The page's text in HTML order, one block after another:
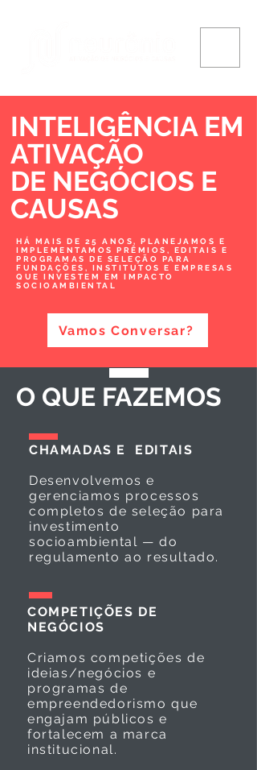
INTELIGÊNCIA EM
ATIVAÇÃO
DE NEGÓCIOS E
CAUSAS
HÁ MAIS DE 25 ANOS, PLANEJAMOS E
IMPLEMENTAMOS PRÊMIOS, EDITAIS E
PROGRAMAS DE SELEÇÃO PARA
FUNDAÇÕES, INSTITUTOS E EMPRESAS
QUE INVESTEM EM IMPACTO
SOCIOAMBIENTAL
Vamos Conversar?
O QUE FAZEMOS
CHAMADAS E EDITAIS
Desenvolvemos e
gerenciamos processos
completos de seleção para
investimento
socioambiental — do
regulamento ao resultado.
COMPETIÇÕES DE
NEGÓCIOS
Criamos competições de
ideias/negócios e
programas de
empreendedorismo que
engajam públicos e
fortalecem a marca
institucional.